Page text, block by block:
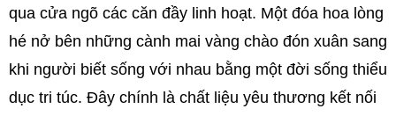
qua cửa ngõ các căn đầy linh hoạt. Một đóa hoa lòng
hé nở bên những cành mai vàng chào đón xuân sang
khi người biết sống với nhau bằng một đời sống thiểu
dục tri túc. Đây chính là chất liệu yêu thương kết nối